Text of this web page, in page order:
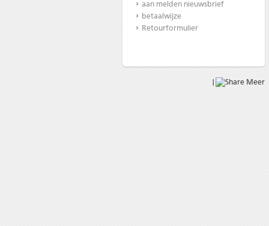
aan melden nieuwsbrief
betaalwijze
Retourformulier
Meer